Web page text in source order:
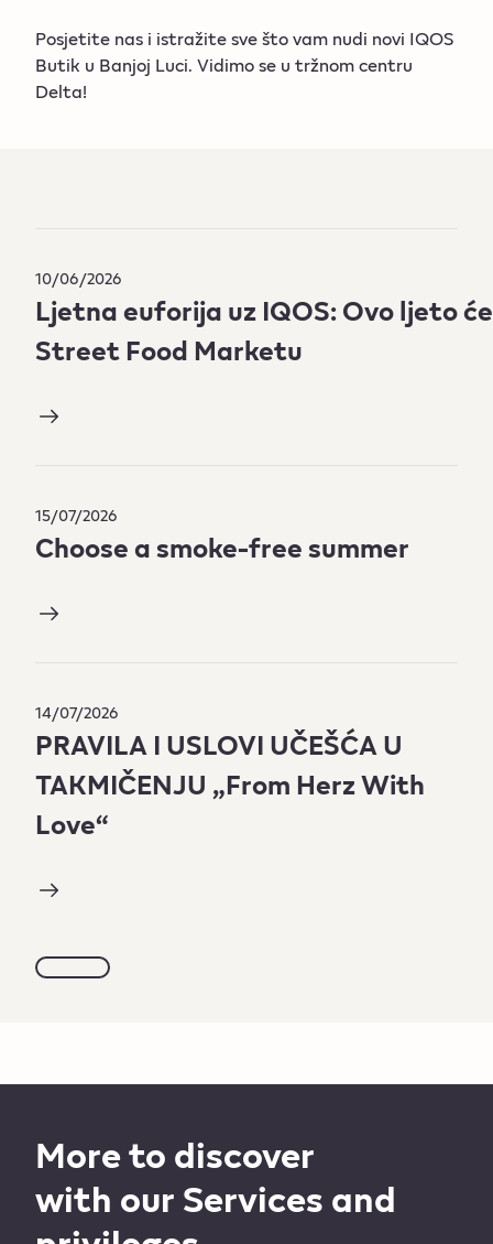
Posjetite nas i istražite sve što vam nudi novi IQOS
Butik u Banjoj Luci. Vidimo se u tržnom centru
Delta!
10/06/2026
Ljetna euforija uz IQOS: Ovo ljeto
Street Food Marketu
15/07/2026
Choose a smoke-free summer
14/07/2026
PRAVILA I USLOVI UČEŠĆA U
TAKMIČENJU „From Herz With
Love“
More to discover
with our Services and